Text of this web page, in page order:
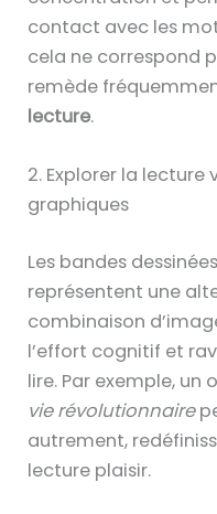
contact avec les
cela ne correspond
remède
lecture.
2. Explorer la lecture
graphiques
Les bandes
représentent une
combinaison
l’effort cognitif et
lire. Par exemple,
vie révolutionnaire
autrement,
lecture plaisir.